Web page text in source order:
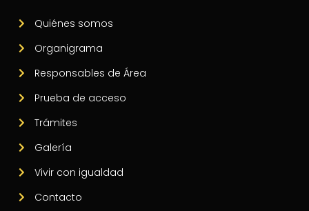
Quiénes somos
Organigrama
Responsables de Área
Prueba de acceso
Trámites
Galería
Vivir con igualdad
Contacto